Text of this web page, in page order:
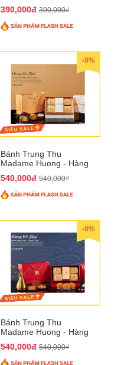
390,000đ 390,000₫
-0%
Bánh Trung Thu
Madame Huong - Hàng
540,000đ 540,000₫
-0%
Bánh Trung Thu
Madame Huong - Hàng
540,000đ 540,000₫